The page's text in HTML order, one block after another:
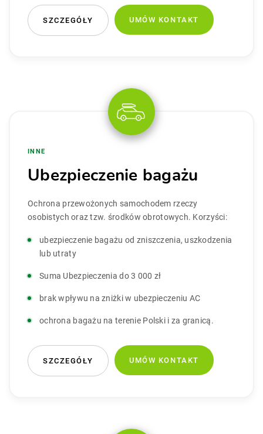
SZCZEGÓŁY UMÓW KONTAKT
INNE
Ubezpieczenie bagażu
Ochrona przewożonych samochodem rzeczy
osobistych oraz tzw. środków obrotowych. Korzyści:
ubezpieczenie bagażu od zniszczenia, uszkodzenia
lub utraty
Suma Ubezpieczenia do 3 000 zł
brak wpływu na zniżki w ubezpieczeniu AC
ochrona bagażu na terenie Polski i za granicą.
SZCZEGÓŁY UMÓW KONTAKT